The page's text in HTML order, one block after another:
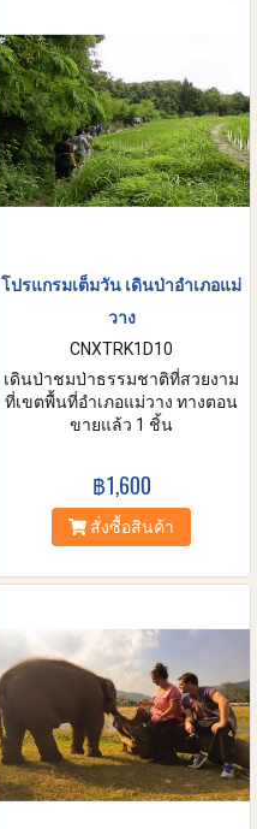
โปรแกรมเต็มวัน เดินป่าอำเภอแม่
วาง
CNXTRK1D10
เดินป่าชมป่าธรรมชาติที่สวยงาม
ที่เขตพื้นที่อำเภอแม่วาง ทางตอน
ใต้ของจังหวัดเชียงใหม่สนุกกับ
นั้นเพลิดเพลินไปกับการล่องแพ
ไม้ไผ่บนลำน้ำแม่วาง
ขายแล้ว 1 ชิ้น
฿1,600
สั่งซื้อสินค้า